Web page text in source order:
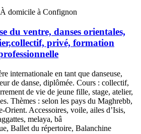
À domicile à Confignon
du ventre, danses orientales,
privé, formation
internationale en tant que danseuse,
de danse, diplômée. Cours : collectif,
de vie de jeune fille, stage, atelier,
Thèmes : selon les pays du Maghrebb,
Orient. Accessoires, voile, ailes d’Isis,
melaya, bâ